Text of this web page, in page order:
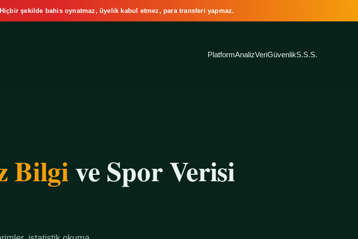
şekilde bahis oynatmaz, üyelik kabul etmez, para transferi yapmaz.
PlatformAnalizVeriGüvenlikS.S.S.
Bilgive Spor Verisi